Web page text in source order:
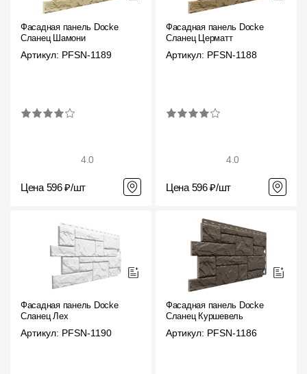
О компании
Контакты
Контроль качества кровли
Награды
Предложения по сотрудничеству
Вакансии
Самарская область
Фасадная панель Docke
Сланец Шамони
Артикул: PFSN-1189
4.0
Цена 596 ₽/шт
Фасадная панель Docke
Сланец Церматт
Артикул: PFSN-1188
4.0
Цена 596 ₽/шт
Фасадная панель Docke
Сланец Лех
Артикул: PFSN-1190
Фасадная панель Docke
Сланец Куршевель
Артикул: PFSN-1186